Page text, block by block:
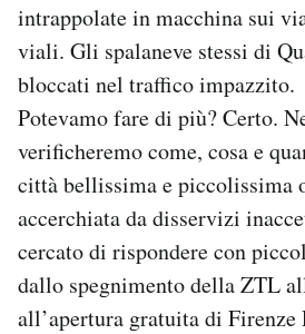
intrappolate in macchina sui
viali. Gli spalaneve stessi di
bloccati nel traffico impazzito.
Potevamo fare di più? Certo.
verificheremo come, cosa e
città bellissima e piccolissima
accerchiata da disservizi
cercato di rispondere con
dallo spegnimento della ZTL
all’apertura gratuita di Firenze